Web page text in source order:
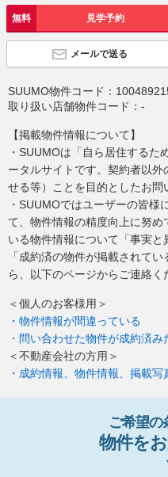
無料 見学予約
メールで送る
SUUMO物件コード：
取り扱い店舗物件コード： -
【掲載物件情報について】
・SUUMOは「自ら居住するた
ータルサイトです。契約者以
せる等）ことを目的としたお
・SUUMOではユーザーの皆様
て、物件情報の精度向上に努
いる物件情報について「事実と
「成約済の物件が掲載されて
ら、以下のページからご連絡く
＜個人のお客様用＞
・物件情報が間違っている
・問い合わせた物件が成約済み
＜不動産会社の方用＞
・成約情報、物件情報、掲載
ご希望の
物件をお